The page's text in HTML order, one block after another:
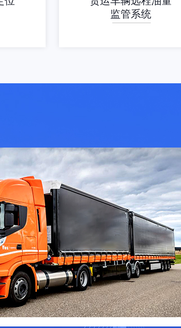
监管系统